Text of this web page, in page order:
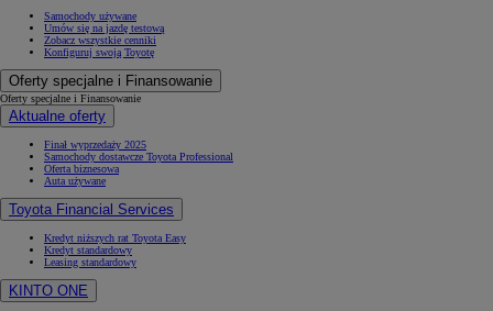
Samochody używane
Umów się na jazdę testową
Zobacz wszystkie cenniki
Konfiguruj swoją Toyotę
Oferty specjalne i Finansowanie
Oferty specjalne i Finansowanie
Aktualne oferty
Finał wyprzedaży 2025
Samochody dostawcze Toyota Professional
Oferta biznesowa
Auta używane
Toyota Financial Services
Kredyt niższych rat Toyota Easy
Kredyt standardowy
Leasing standardowy
KINTO ONE